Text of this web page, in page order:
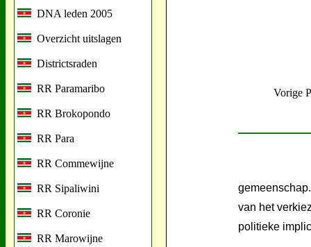
DNA leden 2005
Overzicht uitslagen
Districtsraden
RR Paramaribo
RR Brokopondo
RR Para
RR Commewijne
RR Sipaliwini
RR Coronie
RR Marowijne
Vorige
van het
politieke